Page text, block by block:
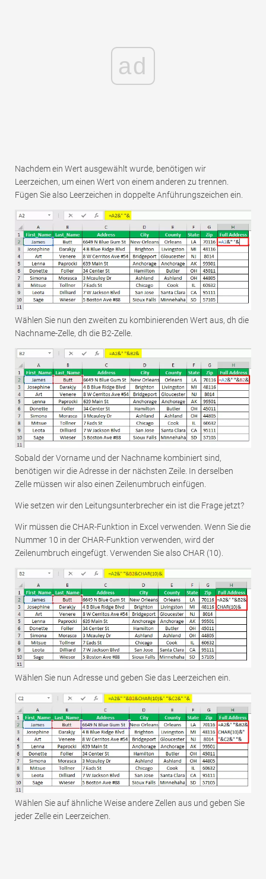
ad
Nachdem ein Wert ausgewählt wurde, benötigen wir
Leerzeichen, um einen Wert von einem anderen zu trennen.
Fügen Sie also Leerzeichen in doppelte Anführungszeichen ein.
Wählen Sie nun den zweiten zu kombinierenden Wert aus, dh die
Nachname-Zelle, dh die B2-Zelle.
Sobald der Vorname und der Nachname kombiniert sind,
benötigen wir die Adresse in der nächsten Zeile. In derselben
Zelle müssen wir also einen Zeilenumbruch einfügen.
Wie setzen wir den Leitungsunterbrecher ein ist die Frage jetzt?
Wir müssen die CHAR-Funktion in Excel verwenden. Wenn Sie die
Nummer 10 in der CHAR-Funktion verwenden, wird der
Zeilenumbruch eingefügt. Verwenden Sie also CHAR (10).
Wählen Sie nun Adresse und geben Sie das Leerzeichen ein.
Wählen Sie auf ähnliche Weise andere Zellen aus und geben Sie
jeder Zelle ein Leerzeichen.